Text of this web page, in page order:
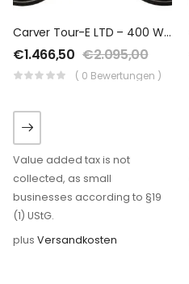
Carver Tour-E LTD – 400 Wh – 2021 – 28 Zoll – Damen Sport
€1.466,50 €2.095,00
( 0 Bewertungen )
Value added tax is not
collected, as small
businesses according to §19
(1) UStG.
plus Versandkosten